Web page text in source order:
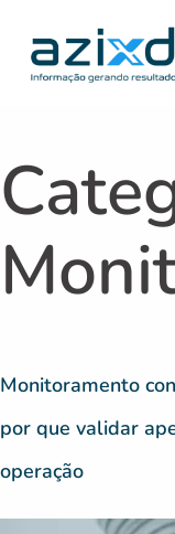
Monitoramento
por que validar
operação